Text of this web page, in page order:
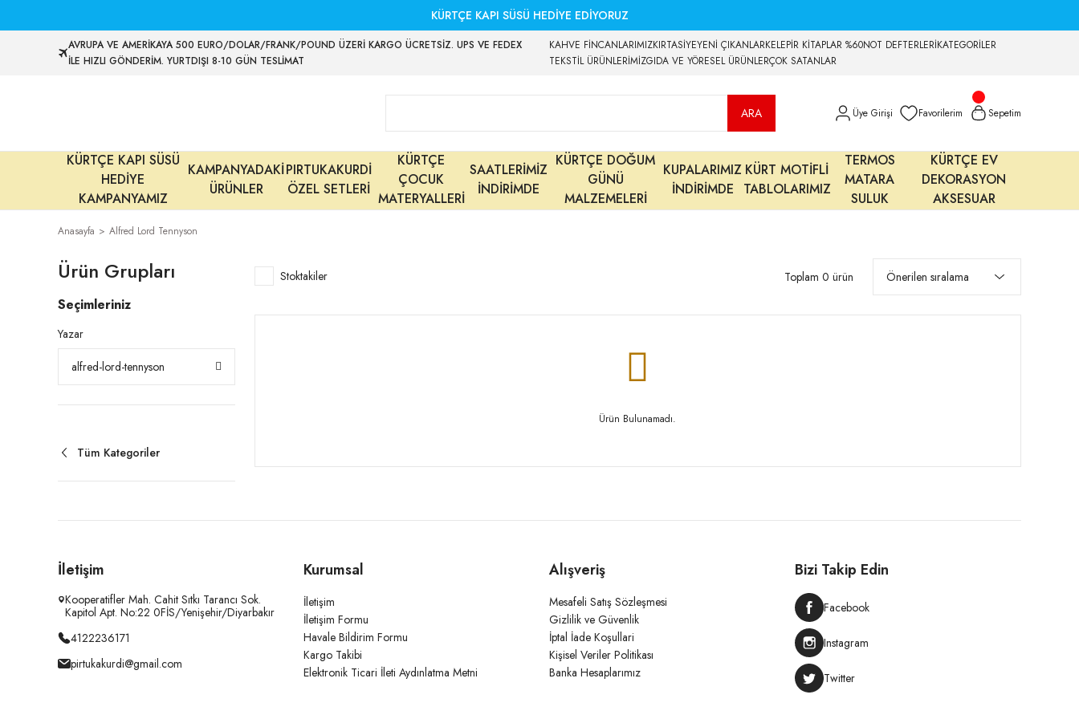
KÜRTÇE KAPI SÜSÜ HEDİYE EDİYORUZ
AVRUPA VE AMERİKAYA 500 EURO/DOLAR/FRANK/POUND ÜZERİ KARGO ÜCRETSİZ. UPS VE FEDEX
İLE HIZLI GÖNDERİM. YURTDIŞI 8-10 GÜN TESLİMAT
KAHVE FİNCANLARIMIZKIRTASİYEYENİ ÇIKANLARKELEPİR KİTAPLAR %60NOT DEFTERLERİKATEGORİLER
TEKSTİL ÜRÜNLERİMİZGIDA VE YÖRESEL ÜRÜNLERÇOK SATANLAR
ARA Üye Girişi Favorilerim Sepetim
KÜRTÇE KAPI SÜSÜ
HEDİYE
KAMPANYAMIZ
KAMPANYADAKİ
ÜRÜNLER
PIRTUKAKURDİ
ÖZEL SETLERİ
KÜRTÇE
ÇOCUK
MATERYALLERİ
SAATLERİMİZ
İNDİRİMDE
KÜRTÇE DOĞUM
GÜNÜ
MALZEMELERİ
KUPALARIMIZ
İNDİRİMDE
KÜRT MOTİFLİ
TABLOLARIMIZ
TERMOS
MATARA
SULUK
KÜRTÇE EV
DEKORASYON
AKSESUAR
Anasayfa Alfred Lord Tennyson
Ürün Grupları
Seçimleriniz
Yazar
alfred-lord-tennyson
Tüm Kategoriler
Stoktakiler Toplam 0 ürün
Ürün Bulunamadı.
İletişim
Kooperatifler Mah. Cahit Sıtkı Tarancı Sok.
Kapitol Apt. No:22 0FİS/Yenişehir/Diyarbakır
4122236171
pirtukakurdi@gmail.com
Kurumsal
İletişim
İletişim Formu
Havale Bildirim Formu
Kargo Takibi
Elektronik Ticari İleti Aydınlatma Metni
Alışveriş
Mesafeli Satış Sözleşmesi
Gizlilik ve Güvenlik
İptal İade Koşullari
Kişisel Veriler Politikası
Banka Hesaplarımız
Bizi Takip Edin
Facebook
Instagram
Twitter